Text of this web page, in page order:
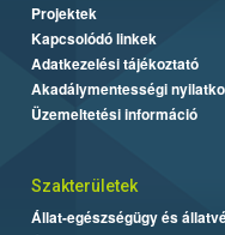
Projektek
Kapcsolódó linkek
Adatkezelési tájékoztató
Akadálymentességi
Üzemeltetési információ
Szakterületek
Állat-egészségügy és